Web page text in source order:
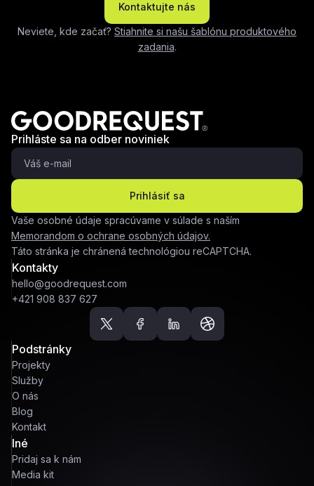
Kontaktujte nás
Neviete, kde začať? Stiahnite si našu šablónu produktového
zadania.
Prihláste sa na odber noviniek
Prihlásiť sa
Vaše osobné údaje spracúvame v súlade s naším
Memorandom o ochrane osobných údajov.
Táto stránka je chránená technológiou reCAPTCHA.
Kontakty
hello@goodrequest.com
+421 908 837 627
Podstránky
Projekty
Služby
O nás
Blog
Kontakt
Iné
Pridaj sa k nám
Media kit